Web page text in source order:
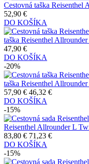
Cestovná taška Reisenthel
52,90 €
DO KOŠÍKA
taška Reisenthel
47,90 €
DO KOŠÍKA
-20%
taška Reisenthel
57,90 € 46,32 €
DO KOŠÍKA
-15%
Reisenthel Allrounder L
83,80 € 71,23 €
DO KOŠÍKA
-15%